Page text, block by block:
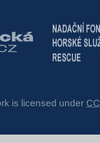
is licensed under